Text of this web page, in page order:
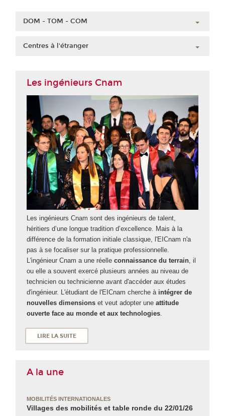
DOM - TOM - COM
Mayotte
La Réunion
Nouvelle-Calédonie
Polynésie française
Centres à l'étranger
Côte d'Ivoire
Maroc
Les ingénieurs Cnam
Les ingénieurs Cnam sont des ingénieurs de talent,
héritiers d’une longue tradition d’excellence. Mais à la
différence de la formation initiale classique, l'EICnam n'a
pas à se focaliser sur la pratique professionnelle.
L'ingénieur Cnam a une réelleconnaissance du terrain, il
ou elle a souvent exercé plusieurs années au niveau de
technicien ou technicienne avant d'accéder aux études
d'ingénieur. L'étudiant de l'EICnam cherche à intégrer de
nouvelles dimensions et veut adopter uneattitude
ouverte face au monde et aux technologies.
LIRE LA SUITE
A la une
MOBILITÉS INTERNATIONALES
Villages des mobilités et table ronde du 22/01/26